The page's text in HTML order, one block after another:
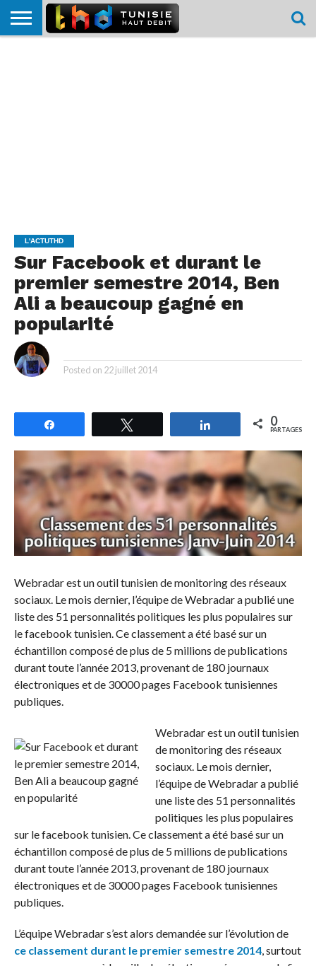
L'ACTUTHD
Sur Facebook et durant le
premier semestre 2014, Ben
Ali a beaucoup gagné en
popularité
Posted on 22 juillet 2014
Partagez 0
PARTAGES
Webradar est un outil tunisien de monitoring des réseaux
sociaux. Le mois dernier, l’équipe de Webradar a publié une
liste des 51 personnalités politiques les plus populaires sur
le facebook tunisien. Ce classement a été basé sur un
échantillon composé de plus de 5 millions de publications
durant toute l’année 2013, provenant de 180 journaux
électroniques et de 30000 pages Facebook tunisiennes
publiques.
Webradar est un outil tunisien
de monitoring des réseaux
sociaux. Le mois dernier,
l’équipe de Webradar a publié
une liste des 51 personnalités
politiques les plus populaires
sur le facebook tunisien. Ce classement a été basé sur un
échantillon composé de plus de 5 millions de publications
durant toute l’année 2013, provenant de 180 journaux
électroniques et de 30000 pages Facebook tunisiennes
publiques.
L’équipe Webradar s’est alors demandée sur l’évolution de
ce classement durant le premier semestre 2014, surtout